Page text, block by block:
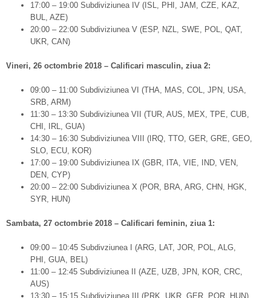
17:00 – 19:00 Subdiviziunea IV (ISL, PHI, JAM, CZE, KAZ,
BUL, AZE)
20:00 – 22:00 Subdiviziunea V (ESP, NZL, SWE, POL, QAT,
UKR, CAN)
Vineri, 26 octombrie 2018 – Calificari masculin, ziua 2:
09:00 – 11:00 Subdiviziunea VI (THA, MAS, COL, JPN, USA,
SRB, ARM)
11:30 – 13:30 Subdiviziunea VII (TUR, AUS, MEX, TPE, CUB,
CHI, IRL, GUA)
14:30 – 16:30 Subdiviziunea VIII (IRQ, TTO, GER, GRE, GEO,
SLO, ECU, KOR)
17:00 – 19:00 Subdiviziunea IX (GBR, ITA, VIE, IND, VEN,
DEN, CYP)
20:00 – 22:00 Subdiviziunea X (POR, BRA, ARG, CHN, HGK,
SYR, HUN)
Sambata, 27 octombrie 2018 – Calificari feminin, ziua 1:
09:00 – 10:45 Subdivziunea I (ARG, LAT, JOR, POL, ALG,
PHI, GUA, BEL)
11:00 – 12:45 Subdiviziunea II (AZE, UZB, JPN, KOR, CRC,
AUS)
13:30 – 15:15 Subdiviziunea III (PRK, UKR, GER, POR, HUN)